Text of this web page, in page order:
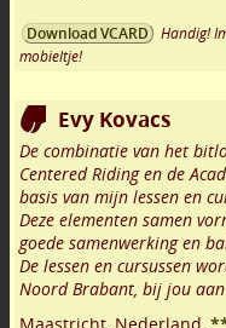
Download VCARD
Handig!
mobieltje!
Evy Kovacs
De combinatie van het
Centered Riding en de
basis van mijn lessen en
Deze elementen samen
goede samenwerking en
De lessen en cursussen
Noord Brabant, bij jou